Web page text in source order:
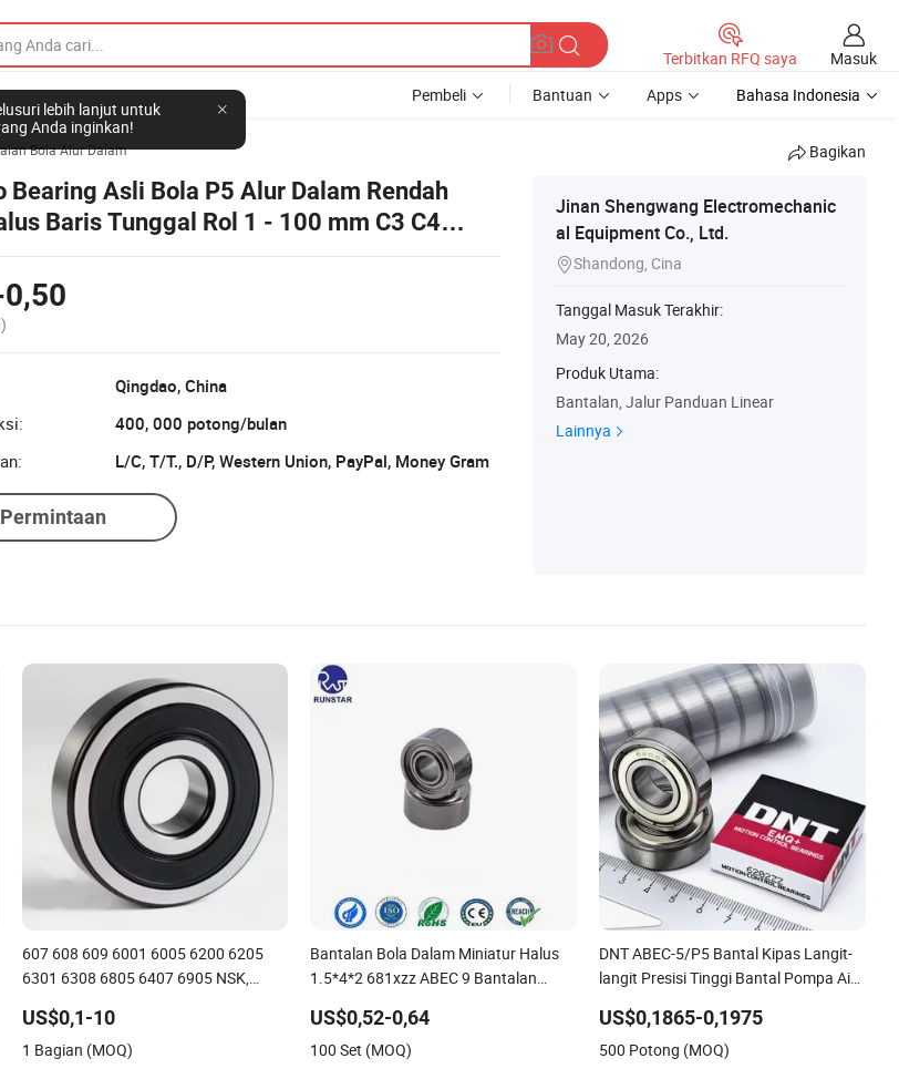
lebih lanjut untuk
Anda inginkan!
Terbitkan RFQ saya
Masuk
Pembeli Bantuan Apps Bahasa Indonesia
Bola Alur Dalam Bagikan
Bearing Asli Bola P5 Alur Dalam Rendah
Baris Tunggal Rol 1 - 100 mm C3 C4
Qingdao, China
400, 000 potong/bulan
L/C, T/T., D/P, Western Union, PayPal, Money Gram
Jinan Shengwang Electromechanic
al Equipment Co., Ltd.
Shandong, Cina
Tanggal Masuk Terakhir:
May 20, 2026
Produk Utama:
Bantalan, Jalur Panduan Linear
Lainnya
607 608 609 6001 6005 6200 6205
6301 6308 6805 6407 6905 NSK,
Dalam dengan Kustomisasi untuk
Bagian Otomotif Sepeda Motor Kelas
US$0,1-10
1 Bagian (MOQ)
Bantalan Bola Dalam Miniatur Halus
1.5*4*2 681xzz ABEC 9 Bantalan
Seluncur
US$0,52-0,64
100 Set (MOQ)
DNT ABEC-5/P5 Bantal Kipas Langit-
langit Presisi Tinggi Bantal Pompa Air
Z2V2/Z3V3/Z4V4 Kebisingan Rendah
6202ZZ 6202-2RS 6202 Bantal Bola
US$0,1865-0,1975
500 Potong (MOQ)